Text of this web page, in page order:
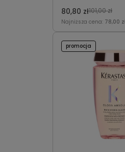
gęstość oraz blask.
80,80 zł101,00 zł
Najniższa cena: 78,00 zł
promocja